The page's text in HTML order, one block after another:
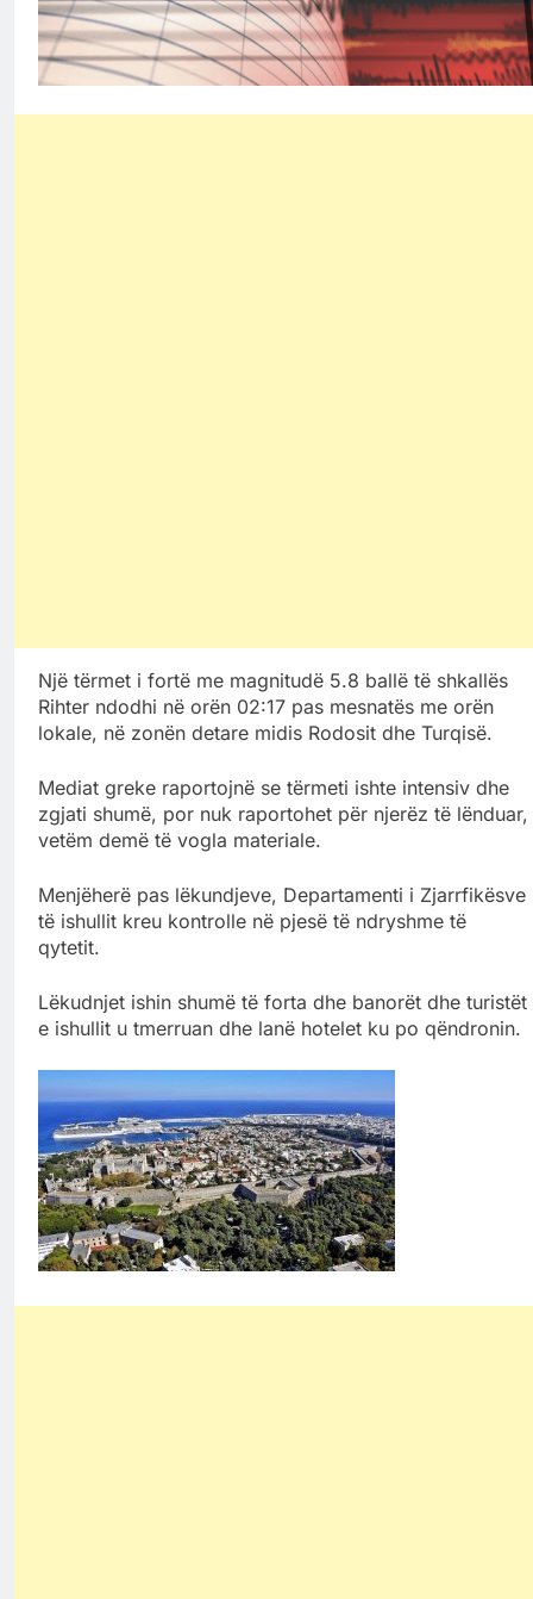
Një tërmet i fortë me magnitudë 5.8 ballë të shkallës
Rihter ndodhi në orën 02:17 pas mesnatës me orën
lokale, në zonën detare midis Rodosit dhe Turqisë.
Mediat greke raportojnë se tërmeti ishte intensiv dhe
zgjati shumë, por nuk raportohet për njerëz të lënduar,
vetëm demë të vogla materiale.
Menjëherë pas lëkundjeve, Departamenti i Zjarrfikësve
të ishullit kreu kontrolle në pjesë të ndryshme të
qytetit.
Lëkudnjet ishin shumë të forta dhe banorët dhe turistët
e ishullit u tmerruan dhe lanë hotelet ku po qëndronin.